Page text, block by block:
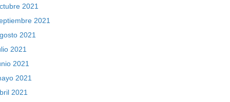
2021
2021
2021
2021
2021
2021
2021